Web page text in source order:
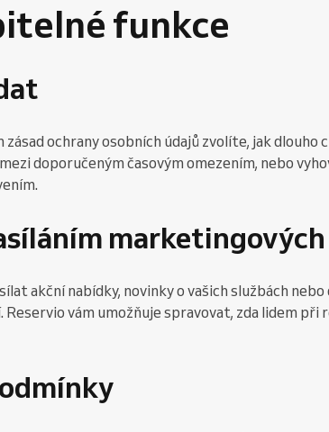
funkce
ochrany osobních údajů zvolíte, jak dlouho
doporučeným časovým omezením, nebo
akční nabídky, novinky o vašich službách nebo
vám umožňuje spravovat, zda lidem při